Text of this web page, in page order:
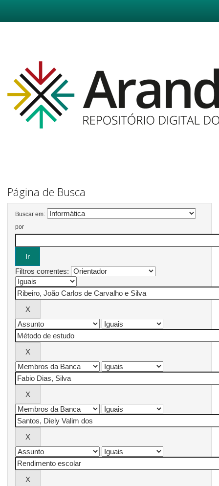
Página de Busca
Buscar em:
por
Filtros correntes: